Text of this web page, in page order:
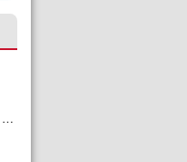
Disney признали провал «Мандалорца и Грогу» и еще одной новинки | Plugged In Ru